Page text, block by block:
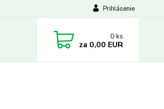
Prihlásenie
0 ks
za 0,00 EUR